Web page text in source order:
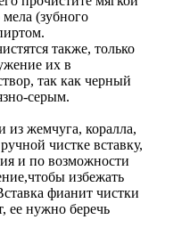
(зубного
также, только
их в
так как черный
серым.
из жемчуга, коралла,
чистке вставку,
и по возможности
избежать
фианит чистки
ее нужно беречь